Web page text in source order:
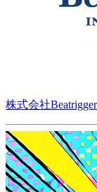
株式会社Beatrigger